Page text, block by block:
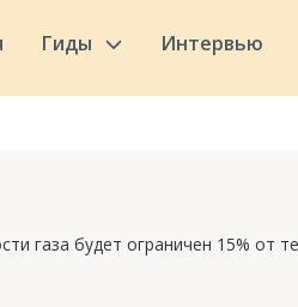
Гиды Интервью
газа будет ограничен 15% от